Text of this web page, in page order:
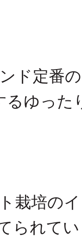
ド定番
るゆっ
栽培の
られて